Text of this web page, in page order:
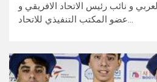
و نائب رئيس الاتحاد الافريقي و
عضو المكتب التنفيذي للاتحاد…